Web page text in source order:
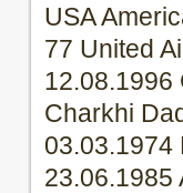
USA
77 United
12.08.1996
Charkhi
03.03.1974
23.06.1985